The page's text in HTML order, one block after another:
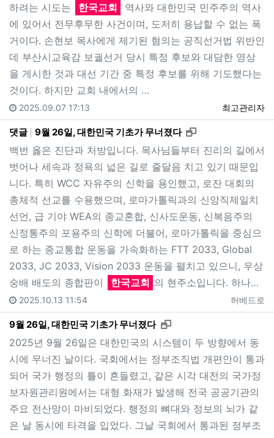
하려는 시도는
한국교회
역사와 대한민국 민주주의 역사
에 있어서 전무후무한 사건이며, 도저히 용납할 수 없는 폭
거이다. 손현보 목사에게 제기된 혐의는 공직선거법 위반인
데 부산시교육감 보궐선거 당시 특정 후보와 대담한 영상
을 게시한 것과 대선 기간 중 특정 후보를 위해 기도했다는
것이다. 하지만 교회 내에서의 …
최고관리자
2025.09.07 17:13
댓글 9월 26일, 대한민국 기초가 무너졌다 새창으로 보기
백번 옳은 진단과 처방입니다. 목사님들부터 진리의 길에서
벗어나 세속과 정욕의 넓은 길로 줄달음 치고 있기 때문입
니다. 특히 WCC 자유주의 신학을 용인했고, 로잔 대회의
총체적 선교를 수용했으며, 로마가톨릭과의 신앙직제일치
선언, 급 기야 WEA의 종교혼합, 신사도운동, 신복음주의
신정통주의 포용주의 신학에 더불어, 로마가톨릭을 중심으
로 하는 종교통합 운동을 가속화하는 FTT 2033, Global
2033, JC 2033, Vision 2033 운동을 펼치고 있으니, 우상
숭배 배도의 종합판이
한국교회 의 현주소입니다. 하나…
허베드로
2025.10.13 11:54
9월 26일, 대한민국 기초가 무너졌다 새창으로 보기
2025년 9월 26일은 대한민국의 시스템이 두 방향에서 동
시에 무너진 날이다. 국회에서는 정부조직법 개편안이 통과
되어 국가 행정의 틀이 흔들렸고, 같은 시각 대전의 국가정
보자원관리원에서는 대형 화재가 발생해 전국 공공기관의
주요 전산망이 마비되었다. 행정의 뼈대와 정보의 뇌가 같
은 날 동시에 타격을 입었다. 그날 국회에서 통과된 정부조